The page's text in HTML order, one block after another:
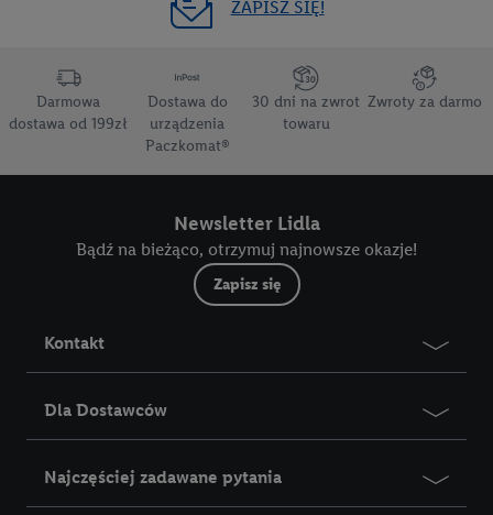
ZAPISZ SIĘ!
Darmowa
dostawa od 199zł
Dostawa do
urządzenia
Paczkomat®
30 dni na zwrot
towaru
Zwroty za darmo
Newsletter Lidla
Bądź na bieżąco, otrzymuj najnowsze okazje!
Zapisz się
Kontakt
Dla Dostawców
Najczęściej zadawane pytania